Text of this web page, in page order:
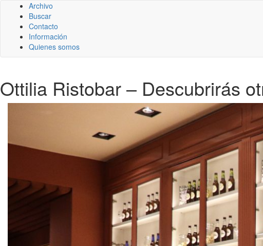
Archivo
Buscar
Contacto
Información
Quienes somos
Ottilia Ristobar – Descubrirás